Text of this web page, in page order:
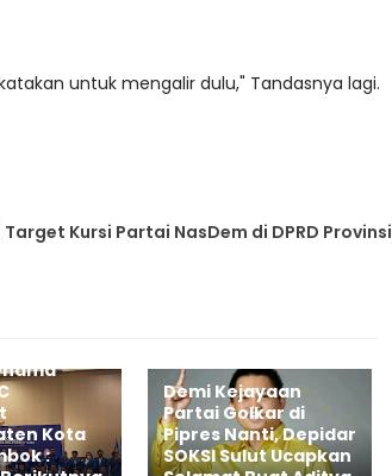
untuk mengalir dulu," Tandasnya lagi.
Kursi Partai NasDem di DPRD Provinsi
Kota
:
Demi Kejayaan
Partai Golkar di
Pipres Nanti, Depidar
SOKSI Sulut Ucapkan